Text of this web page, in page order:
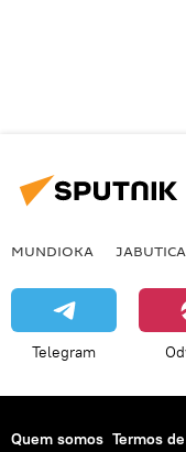
MUNDIOKA
Telegram
Quem somos Termos